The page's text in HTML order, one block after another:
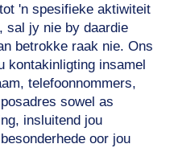
'n spesifieke aktiwiteit
sal jy nie by daardie
betrokke raak nie. Ons
kontakinligting insamel
telefoonnommers,
sowel as
insluitend jou
oor jou